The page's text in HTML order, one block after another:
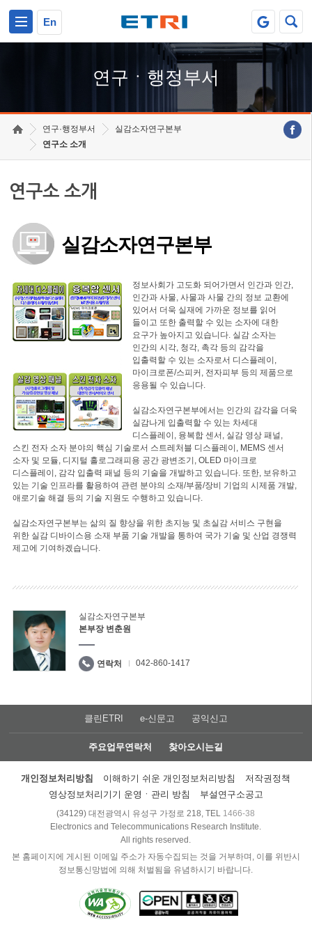
En
연구ㆍ행정부서
연구·행정부서
실감소자연구본부
연구소 소개
연구소 소개
실감소자연구본부
정보사회가 고도화 되어가면서 인간과 인간,
인간과 사물, 사물과 사물 간의 정보 교환에
있어서 더욱 실재에 가까운 정보를 읽어
들이고 또한 출력할 수 있는 소자에 대한
요구가 높아지고 있습니다. 실감 소자는
인간의 시각, 청각, 촉각 등의 감각을
입출력할 수 있는 소자로서 디스플레이,
마이크로폰/스피커, 전자피부 등의 제품으로
응용될 수 있습니다.
실감소자연구본부에서는 인간의 감각을 더욱
실감나게 입출력할 수 있는 차세대
디스플레이, 융복합 센서, 실감 영상 패널,
스킨 전자 소자 분야의 핵심 기술로서 스트레처블 디스플레이, MEMS 센서
소자 및 모듈, 디지털 홀로그래피용 공간 광변조기, OLED 마이크로
디스플레이, 감각 입출력 패널 등의 기술을 개발하고 있습니다. 또한, 보유하고
있는 기술 인프라를 활용하여 관련 분야의 소재/부품/장비 기업의 시제품 개발,
애로기술 해결 등의 기술 지원도 수행하고 있습니다.
실감소자연구본부는 삶의 질 향상을 위한 초지능 및 초실감 서비스 구현을
위한 실감 디바이스용 소재 부품 기술 개발을 통하여 국가 기술 및 산업 경쟁력
제고에 기여하겠습니다.
실감소자연구본부
본부장 변춘원
연락처 042-860-1417
클린ETRI e-신문고 공익신고
주요업무연락처 찾아오시는길
개인정보처리방침 이해하기 쉬운 개인정보처리방침
저작권정책
영상정보처리기기 운영ㆍ관리 방침
부설연구소공고
(34129) 대전광역시 유성구 가정로 218, TEL 1466-38
Electronics and Telecommunications Research Institute.
All rights reserved.
본 홈페이지에 게시된 이메일 주소가 자동수집되는 것을 거부하며, 이를 위반시
정보통신망법에 의해 처벌됨을 유념하시기 바랍니다.